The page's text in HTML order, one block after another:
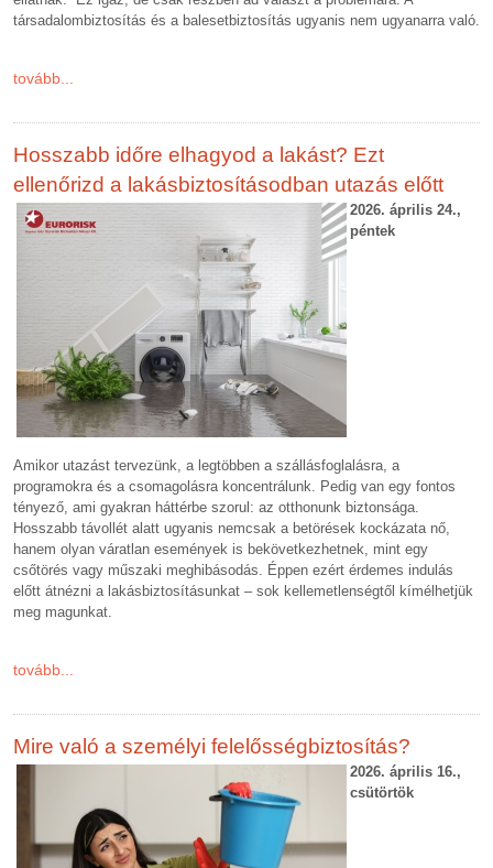
társadalombiztosítás és a balesetbiztosítás ugyanis nem ugyanarra való.
tovább...
Hosszabb időre elhagyod a lakást? Ezt
ellenőrizd a lakásbiztosításodban utazás előtt
2026. április 24.,
péntek
Amikor utazást tervezünk, a legtöbben a szállásfoglalásra, a
programokra és a csomagolásra koncentrálunk. Pedig van egy fontos
tényező, ami gyakran háttérbe szorul: az otthonunk biztonsága.
Hosszabb távollét alatt ugyanis nemcsak a betörések kockázata nő,
hanem olyan váratlan események is bekövetkezhetnek, mint egy
csőtörés vagy műszaki meghibásodás. Éppen ezért érdemes indulás
előtt átnézni a lakásbiztosításunkat – sok kellemetlenségtől kímélhetjük
meg magunkat.
tovább...
Mire való a személyi felelősségbiztosítás?
2026. április 16.,
csütörtök